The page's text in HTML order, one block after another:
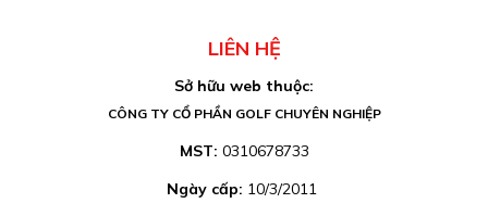
LIÊN HỆ
Sở hữu web thuộc:
CÔNG TY CỔ PHẦN GOLF CHUYÊN NGHIỆP
MST: 0310678733
Ngày cấp: 10/3/2011